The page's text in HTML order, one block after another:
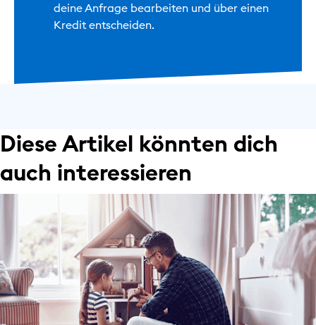
deine Anfrage bearbeiten und über einen
Kredit entscheiden.
Diese Artikel könnten dich
auch interessieren